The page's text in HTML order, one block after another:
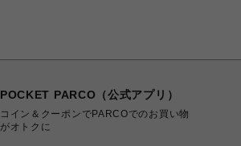
POCKET PARCO（公式アプリ）
コイン＆クーポンでPARCOでのお買い物
がオトクに